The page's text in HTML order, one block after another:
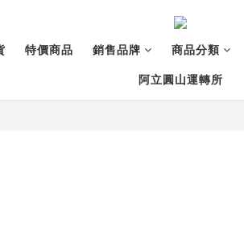
特價商品 銷售品牌 商品分類
阿立圓山運轉所